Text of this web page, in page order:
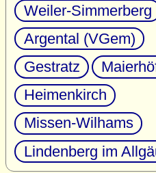
Weiler-Simmerberg
Argental (VGem)
Gestratz
Heimenkirch
Missen-Wilhams
Lindenberg im